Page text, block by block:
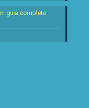
guia completo